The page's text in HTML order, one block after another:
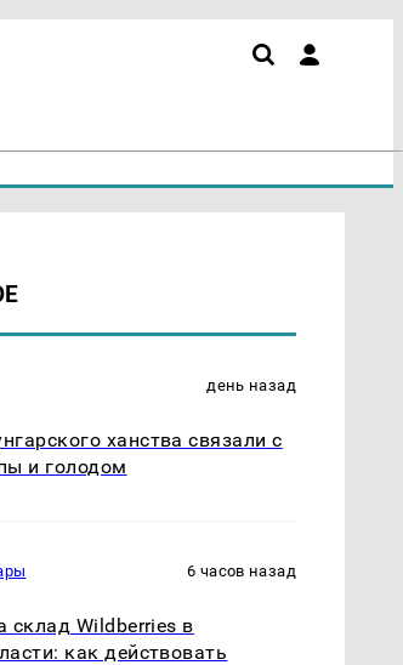
день назад
ханства связали с
и голодом
6 часов назад
склад Wildberries в
как действовать